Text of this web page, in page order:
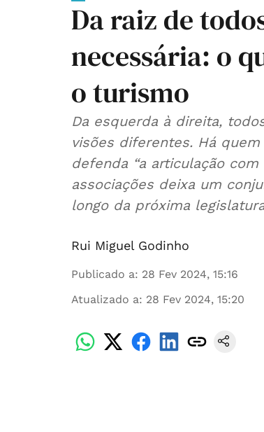
Da raiz de
necessária: o
o turismo
Da esquerda à direita,
visões diferentes. Há
defenda “a articulação
associações deixa um
longo da próxima
Rui Miguel Godinho
Publicado a: 28 Fev 2024, 15:16
Atualizado a: 28 Fev 2024, 15:20